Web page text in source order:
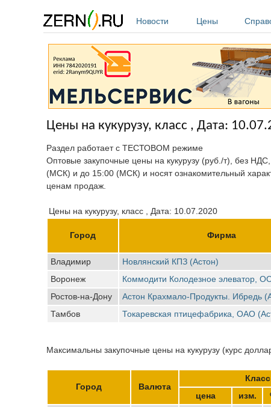
Новости
Цены
Цены на кукурузу, класс , Дата:
Раздел работает с ТЕСТОВОМ режиме
Оптовые закупочные цены на кукурузу (руб./т), без
(МСК) и до 15:00 (МСК) и носят ознакомительный
ценам продаж.
Цены на кукурузу, класс , Дата: 10.07.2020
Город Фирма
Владимир
Новлянский КПЗ (Астон)
Воронеж
Коммодити Колодезное элеватор,
Ростов-на-Дону
Астон Крахмало-Продукты. Ибредь
Тамбов
Токаревская птицефабрика, ОАО
Максимальны закупочные цены на кукурузу (курс
Город Валюта
цена
изм.